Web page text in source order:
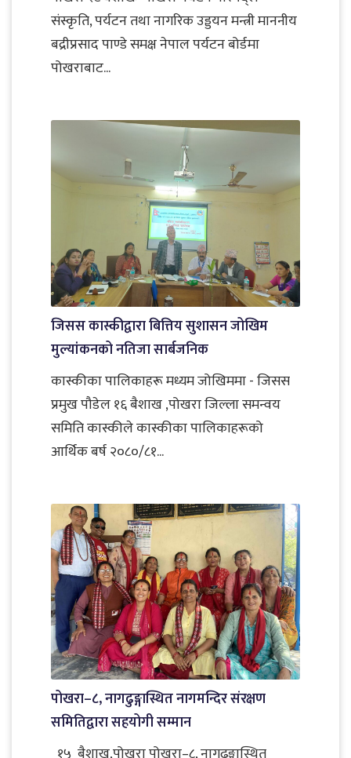
संस्कृति, पर्यटन तथा नागरिक उड्डयन मन्त्री माननीय
बद्रीप्रसाद पाण्डे समक्ष नेपाल पर्यटन बोर्डमा
पोखराबाट...
जिसस कास्कीद्वारा बित्तिय सुशासन जोखिम
मुल्यांकनको नतिजा सार्बजनिक
कास्कीका पालिकाहरू मध्यम जोखिममा - जिसस
प्रमुख पौडेल १६ बैशाख ,पोखरा जिल्ला समन्वय
समिति कास्कीले कास्कीका पालिकाहरूको
आर्थिक बर्ष २०८०/८१...
पोखरा–८, नागढुङ्गास्थित नागमन्दिर संरक्षण
समितिद्वारा सहयोगी सम्मान